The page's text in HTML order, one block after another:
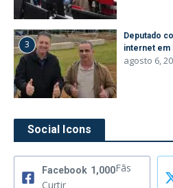
3
Deputado
internet em
agosto 6,
Social Icons
Facebook 1,000Fãs
Curtir